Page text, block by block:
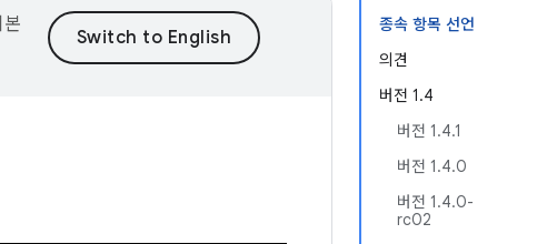
종속 항목 선언
의견
버전 1.4
버전 1.4.1
버전 1.4.0
버전 1.4.0-
rc02